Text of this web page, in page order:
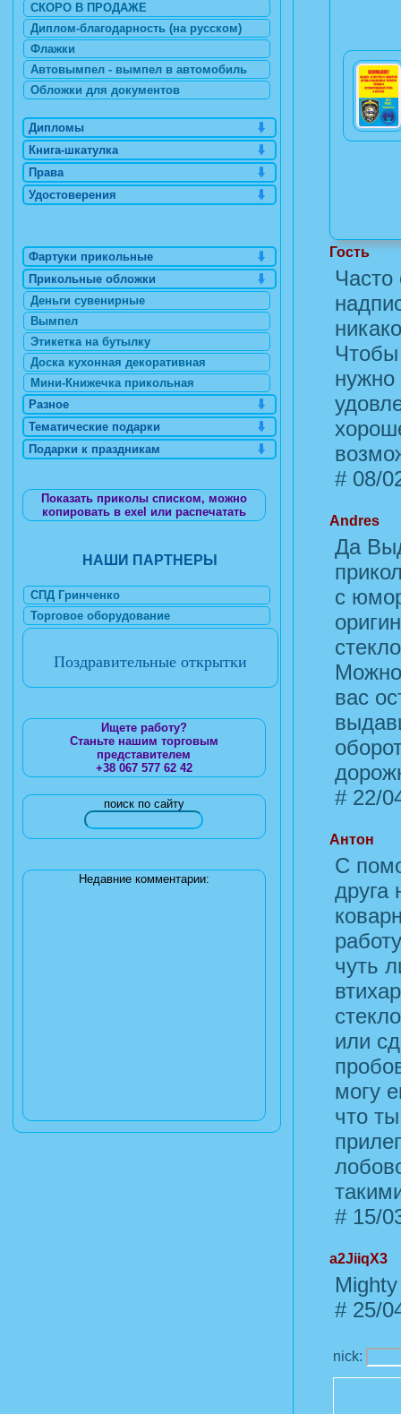
Гость
#08/
Andres
Да
с
Можно
вас
#22/
Антон
С
друга
чуть
или
могу
что
#15/
a2JiiqX3
#25/
nick:
СКОРО В ПРОДАЖЕ
Диплом-благодарность (на русском)
Флажки
Автовымпел - вымпел в автомобиль
Обложки для документов
Дипломы
Книга-шкатулка
Права
Удостоверения
Фартуки прикольные
Прикольные обложки
Деньги сувенирные
Вымпел
Этикетка на бутылку
Доска кухонная декоративная
Мини-Книжечка прикольная
Разное
Тематические подарки
Подарки к праздникам
Показать приколы списком, можно
копировать в exel или распечатать
НАШИ ПАРТНЕРЫ
СПД Гринченко
Торговое оборудование
Поздравительные открытки
Ищете работу?
Станьте нашим торговым
представителем
+38 067 577 62 42
поиск по сайту
Недавние комментарии: